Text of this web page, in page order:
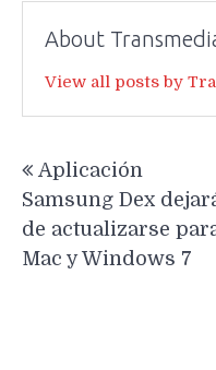
About
View all posts by
de
entradas
Aplicación
Samsung Dex
de actualizarse
Mac y Windows 7